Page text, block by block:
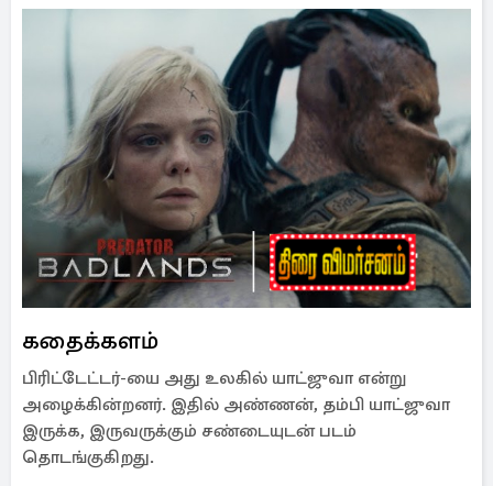
கதைக்களம்
பிரிட்டேட்டர்-யை அது உலகில் யாட்ஜுவா என்று
அழைக்கின்றனர். இதில் அண்ணன், தம்பி யாட்ஜுவா
இருக்க, இருவருக்கும் சண்டையுடன் படம்
தொடங்குகிறது.